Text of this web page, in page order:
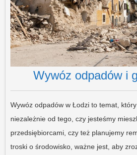
Wywóz odpadów i
Wywóz odpadów w Łodzi to temat,
niezależnie od tego, czy jesteśmy
przedsiębiorcami, czy też planujemy
troski o środowisko, ważne jest, aby